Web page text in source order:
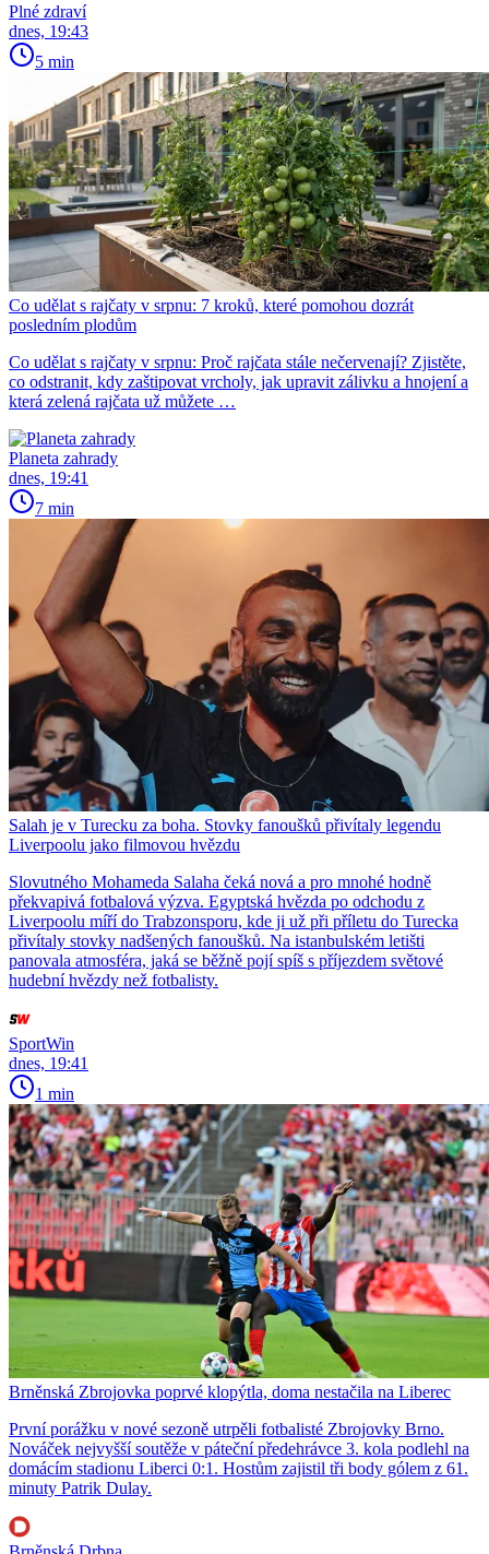
Plné zdraví
dnes, 19:43
5 min
Co udělat s rajčaty v srpnu: 7 kroků, které pomohou dozrát
posledním plodům
Co udělat s rajčaty v srpnu: Proč rajčata stále nečervenají? Zjistěte,
co odstranit, kdy zaštipovat vrcholy, jak upravit zálivku a hnojení a
která zelená rajčata už můžete …
Planeta zahrady
dnes, 19:41
7 min
Salah je v Turecku za boha. Stovky fanoušků přivítaly legendu
Liverpoolu jako filmovou hvězdu
Slovutného Mohameda Salaha čeká nová a pro mnohé hodně
překvapivá fotbalová výzva. Egyptská hvězda po odchodu z
Liverpoolu míří do Trabzonsporu, kde ji už při příletu do Turecka
přivítaly stovky nadšených fanoušků. Na istanbulském letišti
panovala atmosféra, jaká se běžně pojí spíš s příjezdem světové
hudební hvězdy než fotbalisty.
SportWin
dnes, 19:41
1 min
Brněnská Zbrojovka poprvé klopýtla, doma nestačila na Liberec
První porážku v nové sezoně utrpěli fotbalisté Zbrojovky Brno.
Nováček nejvyšší soutěže v páteční předehrávce 3. kola podlehl na
domácím stadionu Liberci 0:1. Hostům zajistil tři body gólem z 61.
minuty Patrik Dulay.